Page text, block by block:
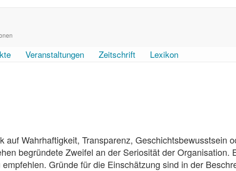
Veranstaltungen Zeitschrift Lexikon
auf Wahrhaftigkeit, Transparenz, Geschichtsbewusstsein
begründete Zweifel an der Seriosität der Organisation.
Gründe für die Einschätzung sind in der